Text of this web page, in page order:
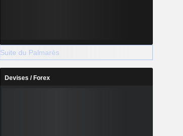
Suite du Palmarès
Devises / Forex